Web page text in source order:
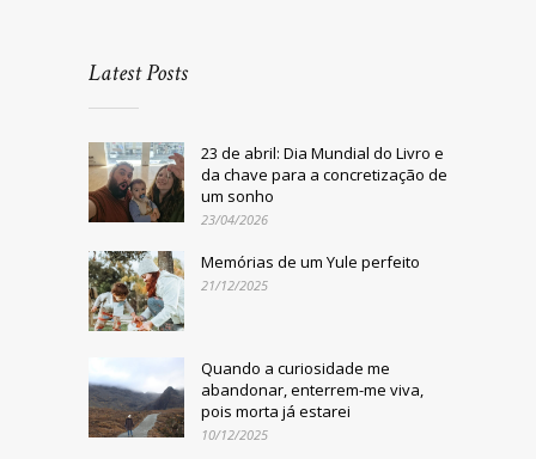
Latest Posts
23 de abril: Dia Mundial do Livro e
da chave para a concretização de
um sonho
23/04/2026
Memórias de um Yule perfeito
21/12/2025
Quando a curiosidade me
abandonar, enterrem-me viva,
pois morta já estarei
10/12/2025